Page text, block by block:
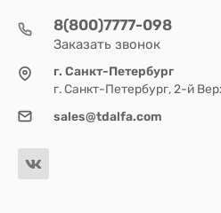
8(800)7777-098
Заказать звонок
г. Санкт-Петербург
г. Санкт-Петербург, 2-й
sales@tdalfa.com